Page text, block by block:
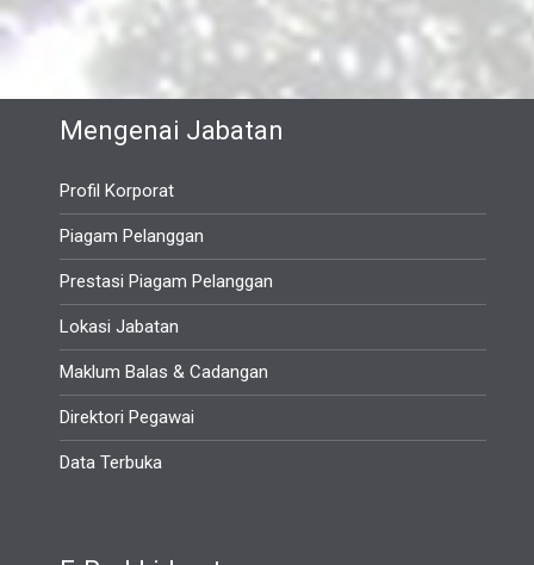
Mengenai Jabatan
Profil Korporat
Piagam Pelanggan
Prestasi Piagam Pelanggan
Lokasi Jabatan
Maklum Balas & Cadangan
Direktori Pegawai
Data Terbuka